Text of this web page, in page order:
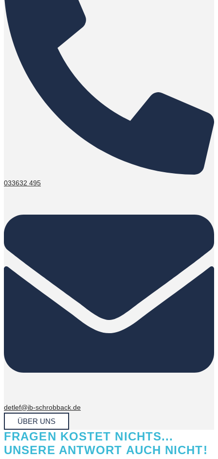
033632 495
detlef@ib-schrobback.de
ÜBER UNS
FRAGEN KOSTET NICHTS...
UNSERE ANTWORT AUCH NICHT!